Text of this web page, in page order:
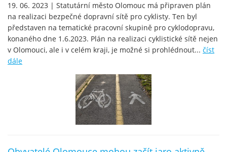
19. 06. 2023 | Statutární město Olomouc má připraven plán
na realizaci bezpečné dopravní sítě pro cyklisty. Ten byl
představen na tematické pracovní skupině pro cyklodopravu,
konaného dne 1.6.2023. Plán na realizaci cyklistické sítě nejen
v Olomouci, ale i v celém kraji, je možné si prohlédnout... číst
dále